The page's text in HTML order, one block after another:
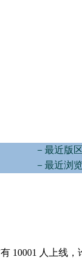
－最近版
－最近浏
10001 人上线